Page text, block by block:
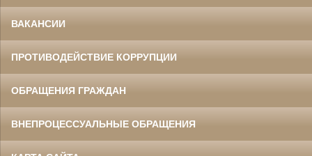
ВАКАНСИИ
ПРОТИВОДЕЙСТВИЕ КОРРУПЦИИ
ОБРАЩЕНИЯ ГРАЖДАН
ВНЕПРОЦЕССУАЛЬНЫЕ ОБРАЩЕНИЯ